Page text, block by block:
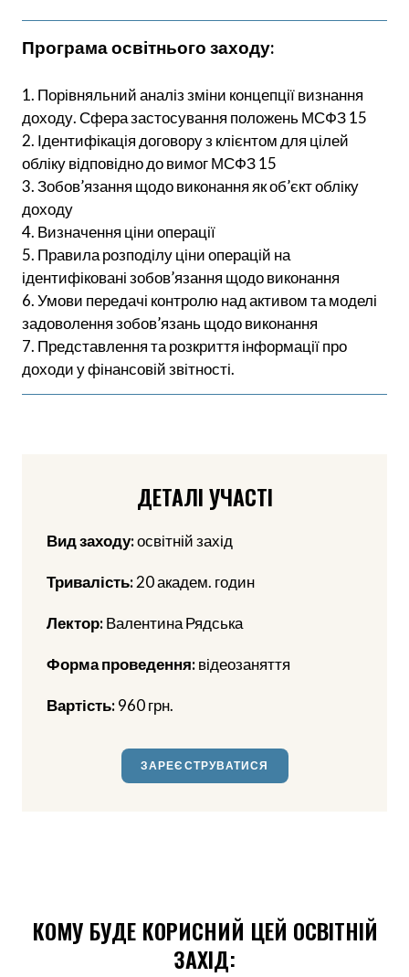
Програма освітнього заходу:
1. Порівняльний аналіз зміни концепції визнання
доходу. Сфера застосування положень МСФЗ 15
2. Ідентифікація договору з клієнтом для цілей
обліку відповідно до вимог МСФЗ 15
3. Зобов’язання щодо виконання як об’єкт обліку
доходу
4. Визначення ціни операції
5. Правила розподілу ціни операцій на
ідентифіковані зобов’язання щодо виконання
6. Умови передачі контролю над активом та моделі
задоволення зобов’язань щодо виконання
7. Представлення та розкриття інформації про
доходи у фінансовій звітності.
ДЕТАЛІ УЧАСТІ
Вид заходу:освітній захід
Тривалість:20 академ. годин
Лектор:Валентина Рядська
Форма проведення:відеозаняття
Вартість:960 грн.
ЗАРЕЄСТРУВАТИСЯ
КОМУ БУДЕ КОРИСНИЙ ЦЕЙ ОСВІТНІЙ
ЗАХІД: